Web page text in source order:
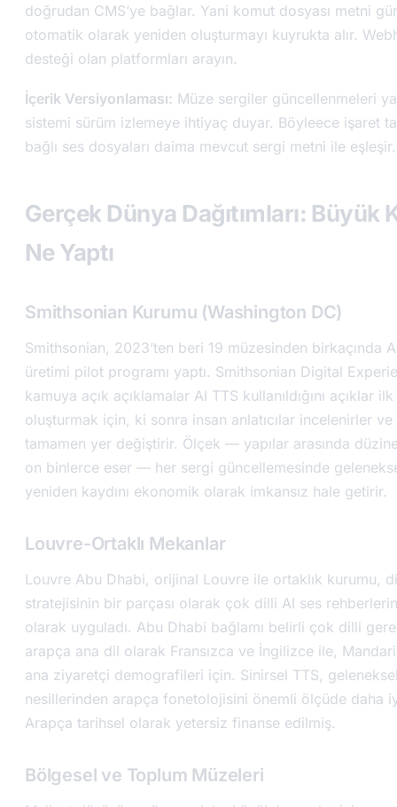
doğrudan CMS’ye bağlar. Yani komut dosyası metni
otomatik olarak yeniden oluşturmayı kuyrukta alır.
desteği olan platformları arayın.
İçerik Versiyonlaması: Müze sergiler güncellenmeleri
sistemi sürüm izlemeye ihtiyaç duyar. Böyleece işaret
bağlı ses dosyaları daima mevcut sergi metni ile eşleşir.
Gerçek Dünya Dağıtımları: Büyük
Ne Yaptı
Smithsonian Kurumu (Washington DC)
Smithsonian, 2023’ten beri 19 müzesinden birkaçında
üretimi pilot programı yaptı. Smithsonian Digital
kamuya açık açıklamalar AI TTS kullanıldığını açıklar
oluşturmak için, ki sonra insan anlatıcılar incelenirler
tamamen yer değiştirir. Ölçek — yapılar arasında
on binlerce eser — her sergi güncellemesinde
yeniden kaydını ekonomik olarak imkansız hale getirir.
Louvre-Ortaklı Mekanlar
Louvre Abu Dhabi, orijinal Louvre ile ortaklık kurumu,
stratejisinin bir parçası olarak çok dilli AI ses
olarak uyguladı. Abu Dhabi bağlamı belirli çok dilli
arapça ana dil olarak Fransızca ve İngilizce ile,
ana ziyaretçi demografileri için. Sinirsel TTS,
nesillerinden arapça fonetolojisini önemli ölçüde daha
Arapça tarihsel olarak yetersiz finanse edilmiş.
Bölgesel ve Toplum Müzeleri